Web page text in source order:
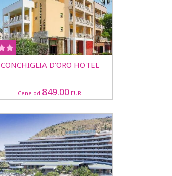
CONCHIGLIA D'ORO HOTEL
Cene od 849.00 EUR